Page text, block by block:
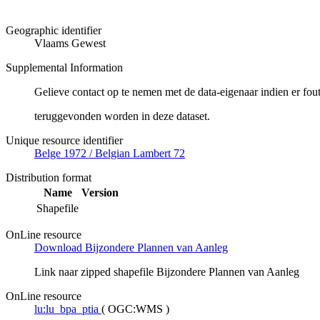
Geographic identifier
Vlaams Gewest
Supplemental Information
Gelieve contact op te nemen met de data-eigenaar indien er
teruggevonden worden in deze dataset.
Unique resource identifier
Belge 1972 / Belgian Lambert 72
Distribution format
Name
Version
Shapefile
OnLine resource
Download Bijzondere Plannen van Aanleg
Link naar zipped shapefile Bijzondere Plannen van Aanleg
OnLine resource
lu:lu_bpa_ptia ( OGC:WMS )